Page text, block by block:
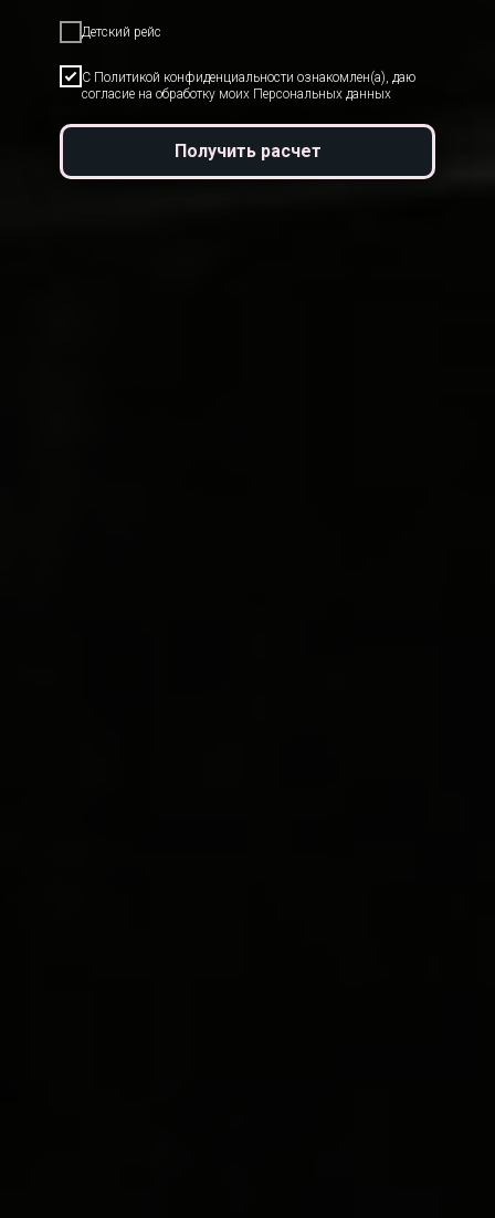
Детский рейс
С Политикой конфиденциальности ознакомлен(а), даю
согласие на обработку моих Персональных данных
Получить расчет